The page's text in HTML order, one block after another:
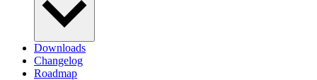
Downloads
Changelog
Roadmap